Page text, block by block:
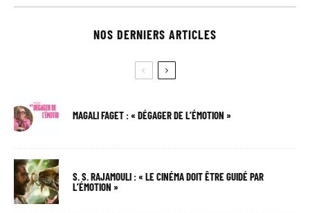
NOS DERNIERS ARTICLES
MAGALI FAGET : « DÉGAGER DE L’ÉMOTION »
S. S. RAJAMOULI : « LE CINÉMA DOIT ÊTRE GUIDÉ PAR
L’ÉMOTION »